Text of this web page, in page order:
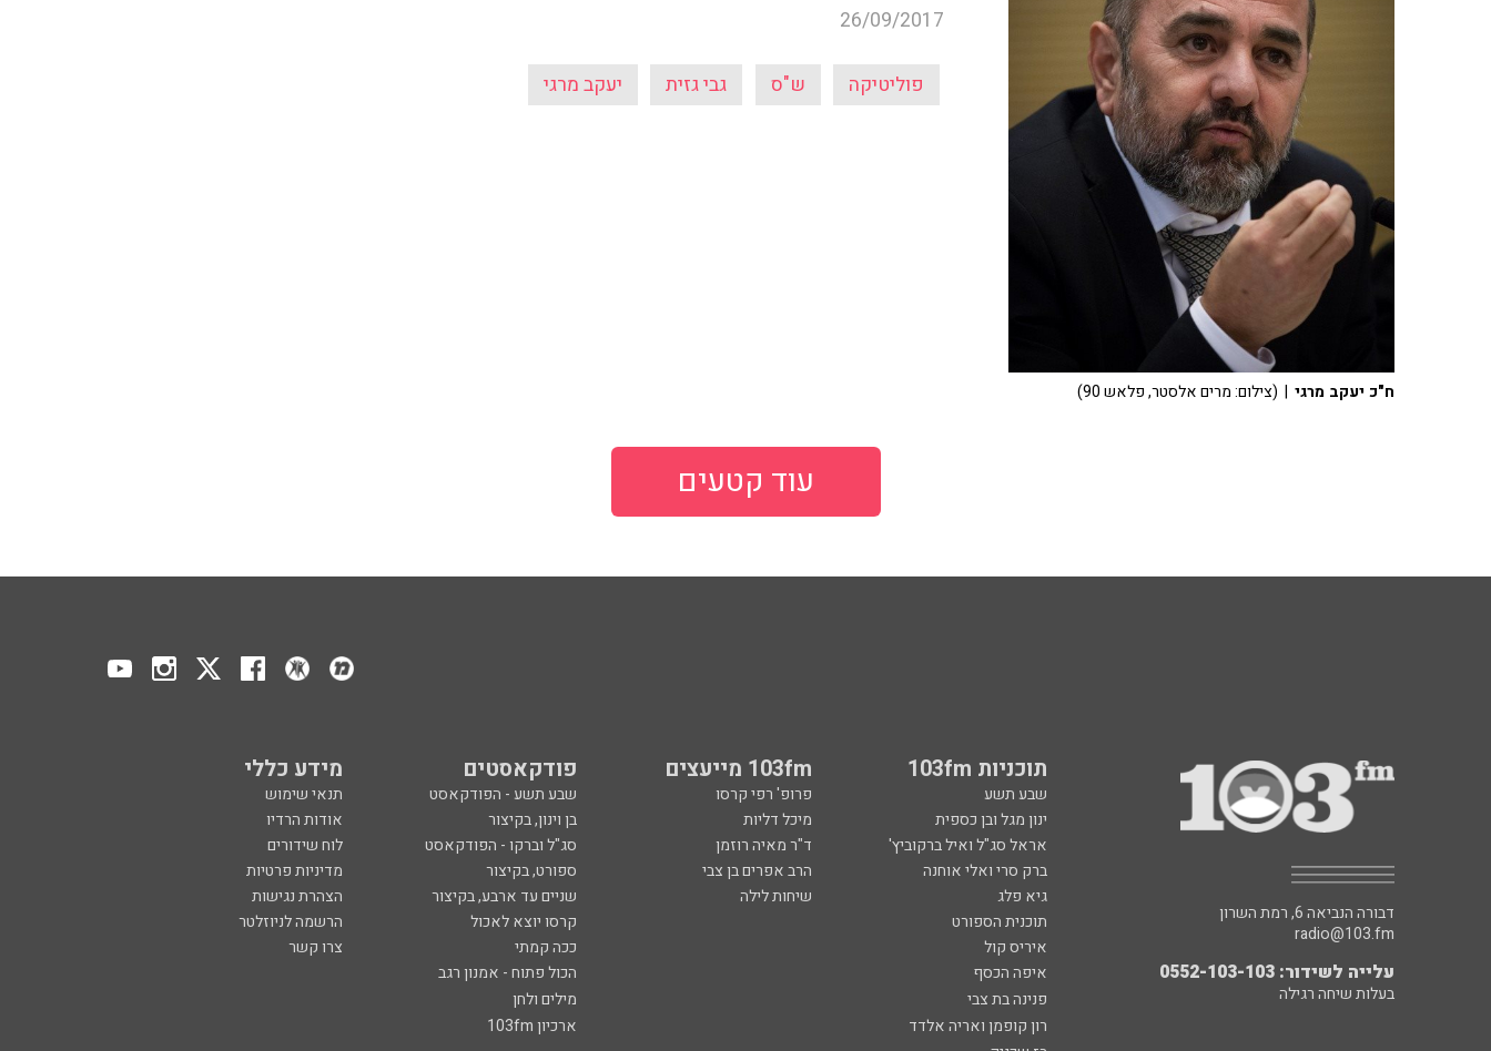
26/09/2017
פוליטיקה ש"ס גבי גזית יעקב מרגי
ח"כ יעקב מרגי | (צילום: מרים אלסטר, פלאש 90)
עוד קטעים
תוכניות 103fm 103fm מייעצים פודקאסטים מידע כללי
שבע תשע פרופ' רפי קרסו שבע תשע - הפודקאסט
תנאי שימוש
ינון מגל ובן כספית
מיכל דליות בן וינון, בקיצור
אודות הרדיו
אראל סג"ל ואיל ברקוביץ'
ד"ר מאיה רוזמן סג"ל וברקו - הפודקאסט
לוח שידורים
ברק סרי ואלי אוחנה
הרב אפרים בן צבי ספורט, בקיצור
מדיניות פרטיות
גיא פלג
שיחות לילה שניים עד ארבע, בקיצור
הצהרת נגישות
תוכנית הספורט
קרסו יוצא לאכול
הרשמה לניוזלטר
איריס קול
ככה קמתי
צרו קשר
איפה הכסף
הכול פתוח - אמנון רגב
פנינה בת צבי
מילים ולחן
רון קופמן ואריה אלדד
ארכיון 103fm
דבורה הנביאה 6, רמת השרון
radio@103.fm
עלייה לשידור: 0552-103-103
בעלות שיחה רגילה